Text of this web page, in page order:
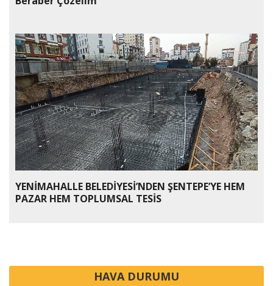
YENİMAHALLE BELEDİYESİ’NDEN ŞENTEPE’YE HEM
PAZAR HEM TOPLUMSAL TESİS
HAVA DURUMU